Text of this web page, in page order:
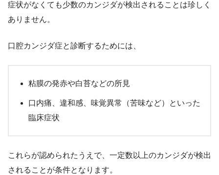
症状がなくても少数のカンジダが検出されることは珍しく
ありません。
口腔カンジダ症と診断するためには、
粘膜の発赤や白苔などの所見
口内痛、違和感、味覚異常（苦味など）といった
臨床症状
これらが認められたうえで、一定数以上のカンジダが検出
されることが条件となります。